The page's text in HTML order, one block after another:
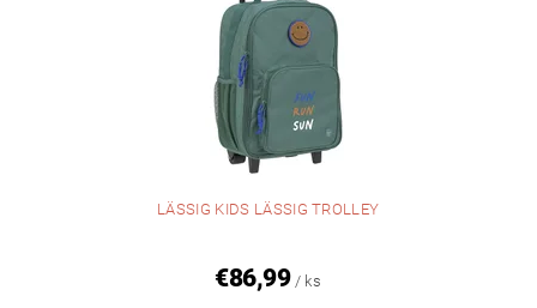
LÄSSIG KIDS LÄSSIG TROLLEY
€86,99 / ks